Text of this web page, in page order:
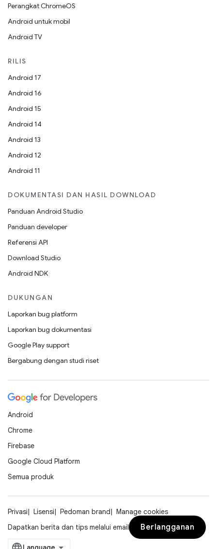
Perangkat ChromeOS
Android untuk mobil
Android TV
RILIS
Android 17
Android 16
Android 15
Android 14
Android 13
Android 12
Android 11
DOKUMENTASI DAN HASIL DOWNLOAD
Panduan Android Studio
Panduan developer
Referensi API
Download Studio
Android NDK
DUKUNGAN
Laporkan bug platform
Laporkan bug dokumentasi
Google Play support
Bergabung dengan studi riset
Android
Chrome
Firebase
Google Cloud Platform
Semua produk
Privasi Lisensi Pedoman brand
Manage cookies
Dapatkan berita dan tips melalui email
Berlangganan